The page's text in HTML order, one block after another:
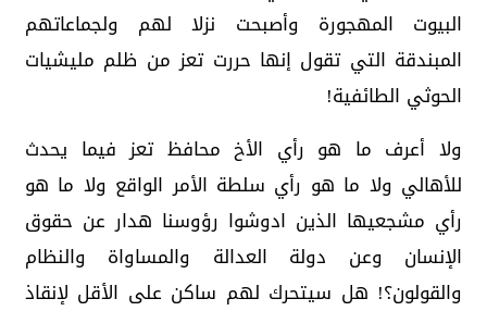
البيوت المهجورة وأصبحت نزلا لهم ولجماعاتهم
المبندقة التي تقول إنها حررت تعز من ظلم مليشيات
الحوثي الطائفية!
ولا أعرف ما هو رأي الأخ محافظ تعز فيما يحدث
للأهالي ولا ما هو رأي سلطة الأمر الواقع ولا ما هو
رأي مشجعيها الذين ادوشوا رؤوسنا هدار عن حقوق
الإنسان وعن دولة العدالة والمساواة والنظام
والقولون؟! هل سيتحرك لهم ساكن على الأقل لإنقاذ